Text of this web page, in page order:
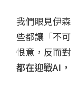
我們眼見伊
些都讓「不
恨意，反而
都在迎戰AI